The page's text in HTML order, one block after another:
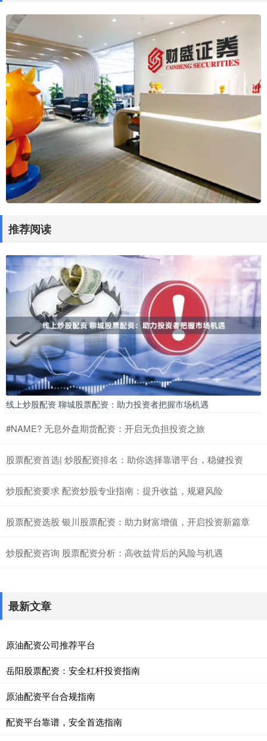
推荐阅读
线上炒股配资 聊城股票配资：助力投资者把握市场机遇
#NAME? 无息外盘期货配资：开启无负担投资之旅
股票配资首选| 炒股配资排名：助你选择靠谱平台，稳健投资
炒股配资要求 配资炒股专业指南：提升收益，规避风险
股票配资选股 银川股票配资：助力财富增值，开启投资新篇章
炒股配资咨询 股票配资分析：高收益背后的风险与机遇
最新文章
原油配资公司推荐平台
岳阳股票配资：安全杠杆投资指南
原油配资平台合规指南
配资平台靠谱，安全首选指南